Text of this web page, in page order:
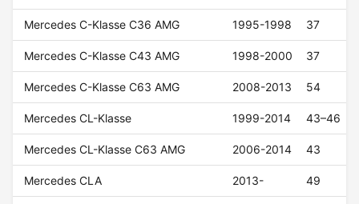
Mercedes C-Klasse C36 AMG 1995-1998 37
Mercedes C-Klasse C43 AMG 1998-2000 37
Mercedes C-Klasse C63 AMG 2008-2013 54
Mercedes CL-Klasse 1999-2014 43–46
Mercedes CL-Klasse C63 AMG 2006-2014 43
Mercedes CLA 2013- 49